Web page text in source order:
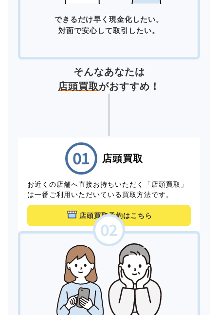
できるだけ早く現金化したい。
対面で安心して取引したい。
そんなあなたは
店頭買取がおすすめ！
店頭買取
お近くの店舗へ直接お持ちいただく「店頭買取」
は一番ご利用いただいている買取方法です。
店頭買取予約はこちら